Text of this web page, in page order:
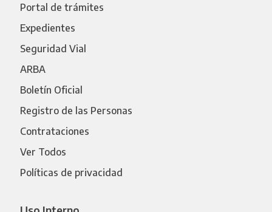
Portal de trámites
Expedientes
Seguridad Vial
ARBA
Boletín Oficial
Registro de las Personas
Contrataciones
Ver Todos
Políticas de privacidad